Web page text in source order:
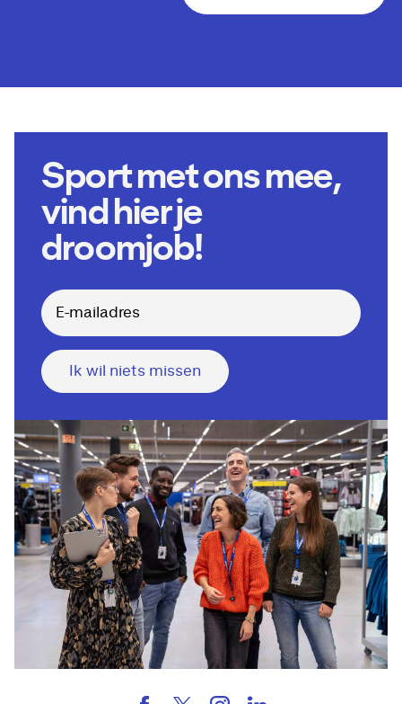
Sport met ons mee,
vind hier je
droomjob!
Ik wil niets missen